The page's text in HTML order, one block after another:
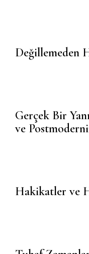
Değillemeden
Gerçek Bir
ve
Hakikatler ve